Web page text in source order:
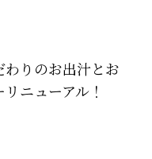
わりのお出汁とお
ニューアル！